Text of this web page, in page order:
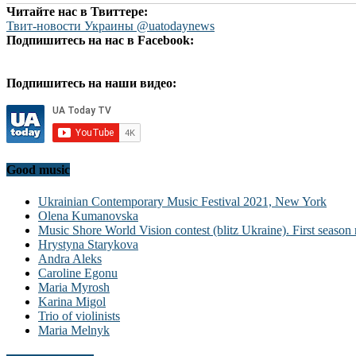
Читайте нас в Твиттере:
Твит-новости Украины @uatodaynews
Подпишитесь на нас в Facebook:
Подпишитесь на наши видео:
Good music
Ukrainian Contemporary Music Festival 2021, New York
Olena Kumanovska
Music Shore World Vision contest (blitz Ukraine). First season
Hrystyna Starykova
Andra Aleks
Caroline Egonu
Maria Myrosh
Karina Migol
Trio of violinists
Maria Melnyk